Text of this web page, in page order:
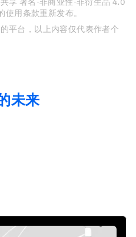
使用条款重新发布。
平台，以上内容仅代表作者个
未来